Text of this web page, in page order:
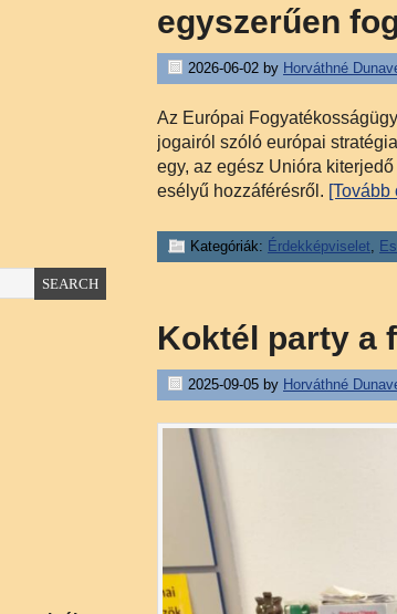
egyszerűen
2026-06-02 by Horváthné
Az Európai
jogairól szóló európai
egy, az egész Unióra
esélyű hozzáférésről.
Kategóriák: Érdekképviselet,
Koktél party a
2025-09-05 by Horváthné